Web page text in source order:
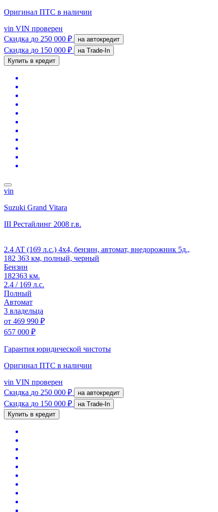
Оригинал ПТС в наличии
vin VIN проверен
Скидка до 250 000 ₽ на автокредит
Скидка до 150 000 ₽
на Trade-In
Купить в кредит
vin
Suzuki Grand Vitara
III Рестайлинг 2008 г.в.
2.4 AT (169 л.с.) 4x4, бензин, автомат, внедорожник 5д.,
182 363 км, полный, черный
Бензин
182363 км.
2.4 / 169 л.с.
Полный
Автомат
3 владельца
от 469 990 ₽
657 000 ₽
Гарантия юридической чистоты
Оригинал ПТС в наличии
vin VIN проверен
Скидка до 250 000 ₽ на автокредит
Скидка до 150 000 ₽
на Trade-In
Купить в кредит